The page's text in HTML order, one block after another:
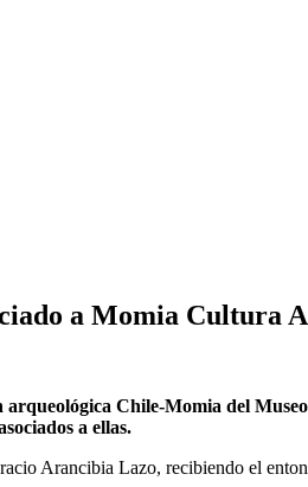
a Momia Cultura
Chile-Momia del
a ellas.
Arancibia Lazo, recibiendo el